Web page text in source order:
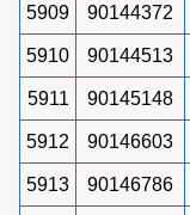
5909 90144372
5910 90144513
5911 90145148
5912 90146603
5913 90146786